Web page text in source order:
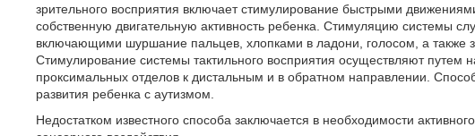
зрительного восприятия включает стимулирование быстрыми
собственную двигательную активность ребенка. Стимуляцию системы
включающими шуршание пальцев, хлопками в ладони, голосом, а также
Стимулирование системы тактильного восприятия осуществляют путем
проксимальных отделов к дистальным и в обратном направлении.
развития ребенка с аутизмом.
Недостатком известного способа заключается в необходимости